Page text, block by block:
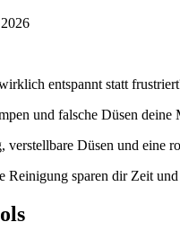
entspannt statt
und falsche Düsen deine
verstellbare Düsen und eine
Reinigung sparen dir Zeit